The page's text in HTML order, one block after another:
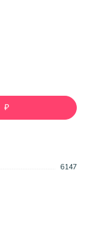
6147
₽